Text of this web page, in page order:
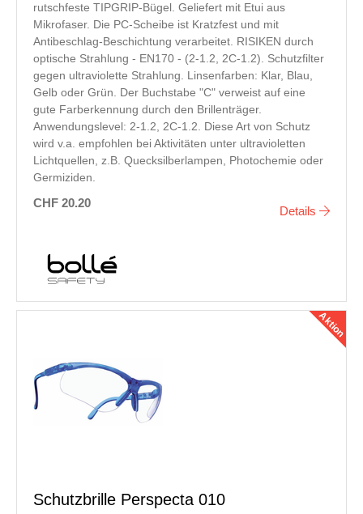
rutschfeste TIPGRIP-Bügel. Geliefert mit Etui aus
Mikrofaser. Die PC-Scheibe ist Kratzfest und mit
Antibeschlag-Beschichtung verarbeitet. RISIKEN durch
optische Strahlung - EN170 - (2-1.2, 2C-1.2). Schutzfilter
gegen ultraviolette Strahlung. Linsenfarben: Klar, Blau,
Gelb oder Grün. Der Buchstabe "C" verweist auf eine
gute Farberkennung durch den Brillenträger.
Anwendungslevel: 2-1.2, 2C-1.2. Diese Art von Schutz
wird v.a. empfohlen bei Aktivitäten unter ultravioletten
Lichtquellen, z.B. Quecksilberlampen, Photochemie oder
Germiziden.
CHF 20.20
Details
Aktion
Schutzbrille Perspecta 010